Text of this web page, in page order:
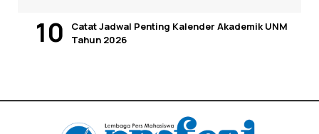
Catat Jadwal Penting Kalender Akademik UNM
Tahun 2026